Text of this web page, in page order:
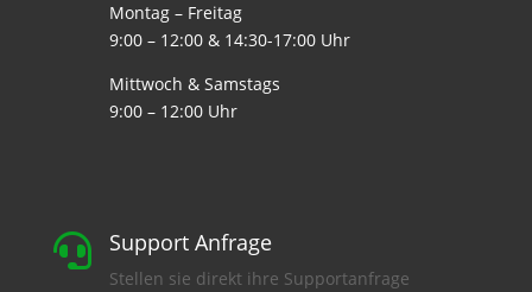
Montag – Freitag
9:00 – 12:00 & 14:30-17:00 Uhr
Mittwoch & Samstags
9:00 – 12:00 Uhr
 Support Anfrage
Stellen sie direkt ihre Supportanfrage